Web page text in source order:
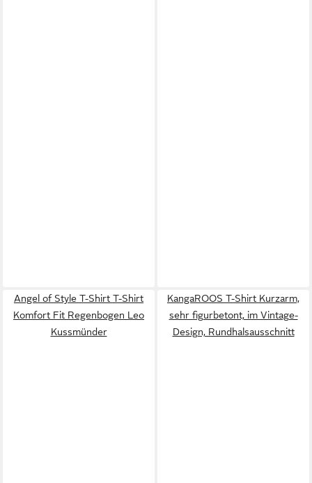
Angel of Style T-Shirt T-Shirt
Komfort Fit Regenbogen Leo
Kussmünder
KangaROOS T-Shirt Kurzarm,
sehr figurbetont, im Vintage-
Design, Rundhalsausschnitt